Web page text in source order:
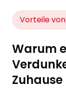
Vorteile
Warum